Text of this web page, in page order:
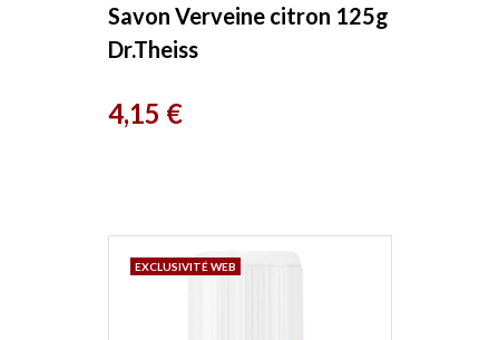
Savon Verveine citron 125g
Dr.Theiss
Prix
4,15 €
EXCLUSIVITÉ WEB